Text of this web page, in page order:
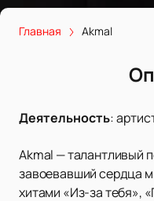
Главная Akmal
Деятельность:
Akmal — талантливый
завоевавший сердца
хитами «Из-за тебя»,